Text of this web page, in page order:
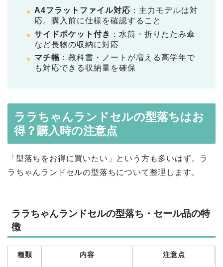
A4フラットファイル対応 ：主力モデルは対
応。購入前に仕様を確認すること
サイドポケット付き ：水筒・折りたたみ傘
など長物の収納に対応
マチ幅 ：教科書・ノートが増える高学年で
も対応できる収納量を確保
ララちゃんランドセルの型落ちはお
得？購入時の注意点
「型落ちをお得に買いたい」という方も多いはず。ラ
ラちゃんランドセルの型落ちについて整理します。
ララちゃんランドセルの型落ち・セール品の特
徴
種類 内容 注意点